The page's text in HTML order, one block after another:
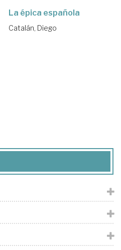
La épica española
Catalán, Diego